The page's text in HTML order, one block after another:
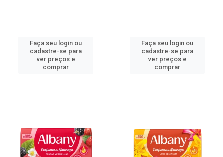
Faça seu login ou
cadastre-se para
ver preços e
comprar
Faça seu login ou
cadastre-se para
ver preços e
comprar